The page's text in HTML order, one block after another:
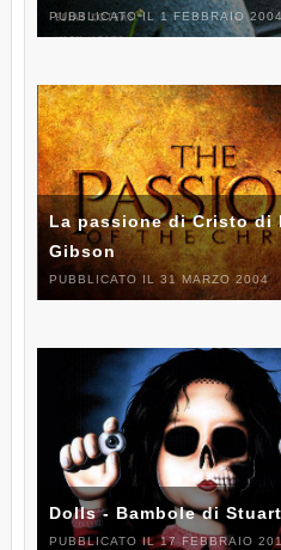
PUBBLICATO IL 1 FEBBRAIO 2004
La passione di Cristo di
Gibson
PUBBLICATO IL 31 MARZO 2004
Dolls - Bambole di
PUBBLICATO IL 17 FEBBRAIO